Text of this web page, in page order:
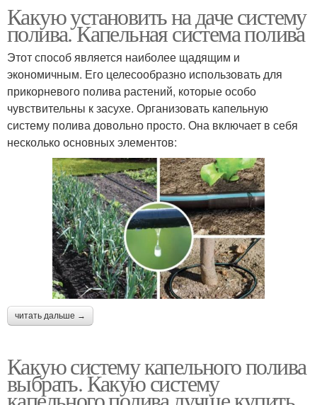
Какую установить на даче систему
полива. Капельная система полива
Этот способ является наиболее щадящим и
экономичным. Его целесообразно использовать для
прикорневого полива растений, которые особо
чувствительны к засухе. Организовать капельную
систему полива довольно просто. Она включает в себя
несколько основных элементов:
читать дальше →
Какую систему капельного полива
выбрать. Какую систему